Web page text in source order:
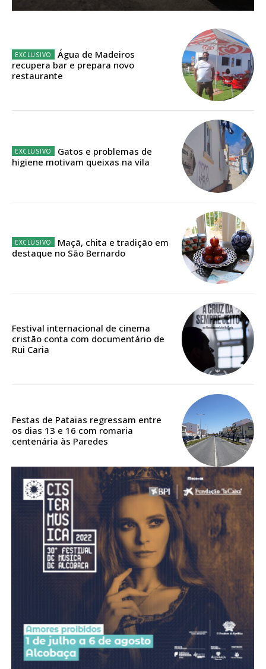
Escolha o plano de assinatura desejado:
32€
Edição em papel entregue à Quinta-feira em sua
casa
Acesso ao conteúdo online
Acesso aos conteúdos Exclusivos para
Escolha o plano
DIGITAL ANUAL
16
12 meses
Acesso ao conteúdo online
Acesso aos conteúdos Exclusivos para
assinantes
Ofertas para assinatura anual
Escolha o plano
Água de Madeiros
recupera bar e prepara novo
restaurante
Gatos e problemas de
higiene motivam queixas na vila
Maçã, chita e tradição em
destaque no São Bernardo
Festival internacional de cinema
cristão conta com documentário de
Rui Caria
Festas de Pataias regressam entre
os dias 13 e 16 com romaria
centenária às Paredes